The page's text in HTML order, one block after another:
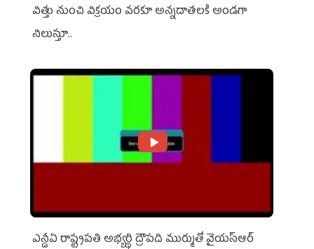
విత్తు నుంచి విక్రయం వరకూ అన్నదాతలకి అండగా
నిలుస్తూ..
ఎన్డీఏ రాష్ట్ర‌ప‌తి అభ్య‌ర్థి ద్రౌప‌ది ముర్ముతో వైయ‌స్ఆర్